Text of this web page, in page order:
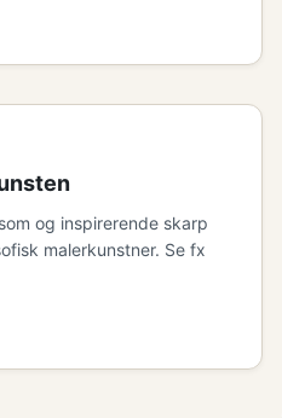
og inspirerende skarp
malerkunstner. Se fx